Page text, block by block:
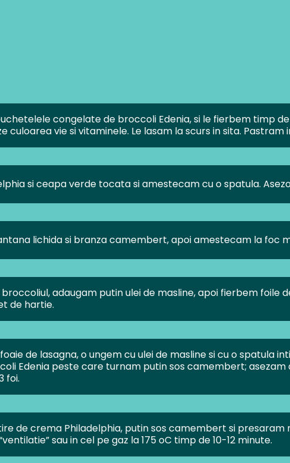
congelate de broccoli Edenia, si le fierbem timp
culoarea vie si vitaminele. Le lasam la scurs in sita.
si ceapa verde tocata si amestecam cu o spatula.
lichida si branza camembert, apoi amestecam la foc
adaugam putin ulei de masline, apoi fierbem foile
de hartie.
de lasagna, o ungem cu ulei de masline si cu o spatula
Edenia peste care turnam putin sos camembert;
foi.
de crema Philadelphia, putin sos camembert si
sau in cel pe gaz la 175 oC timp de 10-12 minute.